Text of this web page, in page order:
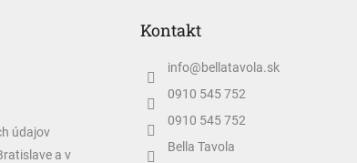
údajov
a v
Kontakt
info@bellatavola.sk
0910 545 752
0910 545 752
Bella Tavola